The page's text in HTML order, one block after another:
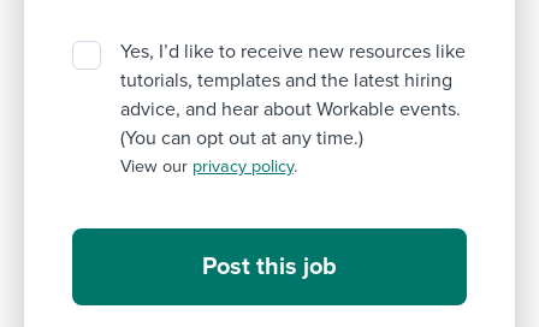
Yes, I’d like to receive new resources like
tutorials, templates and the latest hiring
advice, and hear about Workable events.
(You can opt out at any time.)
View our privacy policy.